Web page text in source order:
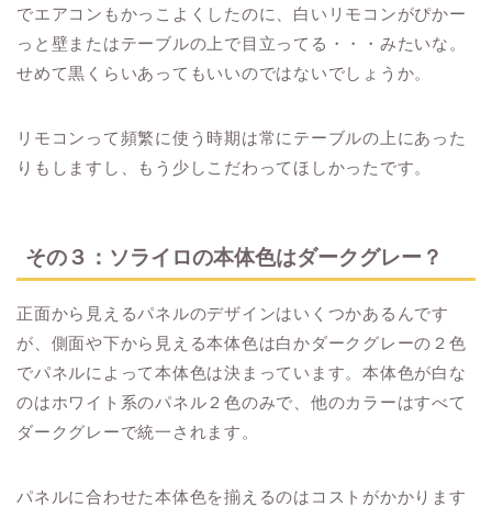
でエアコンもかっこよくしたのに、白いリモコンがぴかー
っと壁またはテーブルの上で目立ってる・・・みたいな。
せめて黒くらいあってもいいのではないでしょうか。
リモコンって頻繁に使う時期は常にテーブルの上にあった
りもしますし、もう少しこだわってほしかったです。
その３：ソライロの本体色はダークグレー？
正面から見えるパネルのデザインはいくつかあるんです
が、側面や下から見える本体色は白かダークグレーの２色
でパネルによって本体色は決まっています。本体色が白な
のはホワイト系のパネル２色のみで、他のカラーはすべて
ダークグレーで統一されます。
パネルに合わせた本体色を揃えるのはコストがかかります